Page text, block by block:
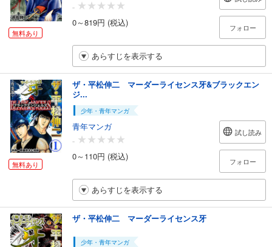
無料あり
-
0～819円 (税込)
フォロー
あらすじを表示する
無料あり
ザ・平松伸二 マーダーライセンス牙&ブラックエン
ジ...
少年・青年マンガ
青年マンガ
-
0～110円 (税込)
試し読み
フォロー
あらすじを表示する
ザ・平松伸二 マーダーライセンス牙
少年・青年マンガ